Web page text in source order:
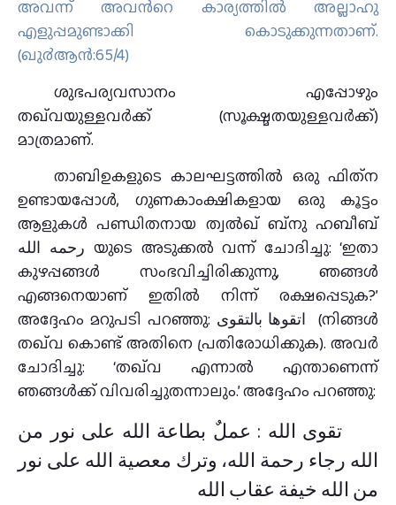
അവന്ന് അവന്‍റെ കാര്യത്തില്‍ അല്ലാഹു
എളുപ്പമുണ്ടാക്കി കൊടുക്കുന്നതാണ്‌.
(ഖു൪ആന്‍:65/4)
ശുഭപര്യവസാനം എപ്പോഴും
തഖ്‌വയുള്ളവർക്ക് (സൂക്ഷ്മതയുള്ളവർക്ക്)
മാത്രമാണ്.
താബിഉകളുടെ കാലഘട്ടത്തിൽ ഒരു ഫിത്‌ന
ഉണ്ടായപ്പോൾ, ഗുണകാംക്ഷികളായ ഒരു കൂട്ടം
ആളുകൾ പണ്ഡിതനായ ത്വൽഖ് ബ്നു ഹബീബ്
رحمه الله യുടെ അടുക്കൽ വന്ന് ചോദിച്ചു: ‘ഇതാ
കുഴപ്പങ്ങൾ സംഭവിച്ചിരിക്കുന്നു, ഞങ്ങൾ
എങ്ങനെയാണ് ഇതിൽ നിന്ന് രക്ഷപ്പെടുക?’
അദ്ദേഹം മറുപടി പറഞ്ഞു: اتقوها بالتقوى (നിങ്ങൾ
തഖ്‌വ കൊണ്ട് അതിനെ പ്രതിരോധിക്കുക). അവർ
ചോദിച്ചു: ‘തഖ്‌വ എന്നാൽ എന്താണെന്ന്
ഞങ്ങൾക്ക് വിവരിച്ചുതന്നാലും.’ അദ്ദേഹം പറഞ്ഞു:
تقوى الله : عملٌ بطاعة الله على نور من
الله رجاء رحمة الله، وترك معصية الله على نور
من الله خيفة عقاب الله